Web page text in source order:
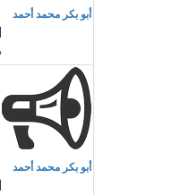
أبو بكر محمد أحمد
أبو بكر محمد أحمد